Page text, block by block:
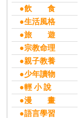
●飲 食
●生活風格
●旅 遊
●宗教命理
●親子教養
●少年讀物
●輕 小 說
●漫 畫
●語言學習